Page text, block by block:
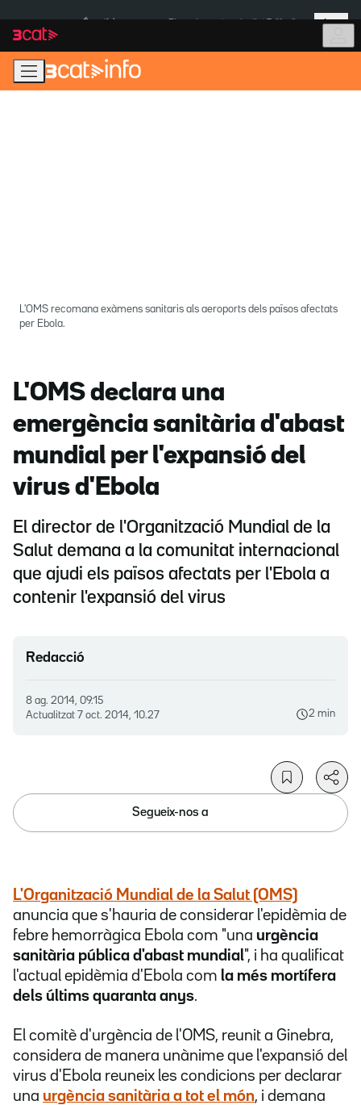
navegació
principal
contingut
Més
L'OMS recomana exàmens sanitaris als aeroports dels països afectats
per Ebola.
L'OMS declara una
emergència sanitària d'abast
mundial per l'expansió del
virus d'Ebola
El director de l'Organització Mundial de la
Salut demana a la comunitat internacional
que ajudi els països afectats per l'Ebola a
contenir l'expansió del virus
Redacció
8 ag. 2014, 09.15
Actualitzat 7 oct. 2014, 10.27 2 min
Segueix-nos a
L'Organització Mundial de la Salut (OMS)
anuncia que s'hauria de considerar l'epidèmia de
febre hemorràgica Ebola com "una urgència
sanitària pública d'abast mundial", i ha qualificat
l'actual epidèmia d'Ebola com la més mortífera
dels últims quaranta anys.
El comitè d'urgència de l'OMS, reunit a Ginebra,
considera de manera unànime que l'expansió del
virus d'Ebola reuneix les condicions per declarar
una urgència sanitària a tot el món, i demana